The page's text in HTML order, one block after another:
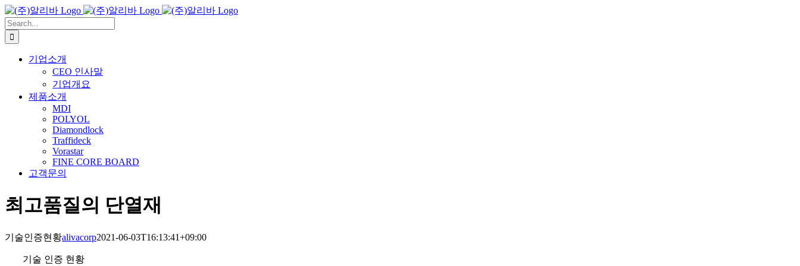
Skip
to
content
Search
for:
기업소개
CEO 인사말
기업개요
제품소개
MDI
POLYOL
Diamondlock
Traffideck
Vorastar
FINE CORE BOARD
고객문의
최고품질의 단열재
기술인증현황alivacorp2021-06-03T16:13:41+09:00
기술 인증 현황